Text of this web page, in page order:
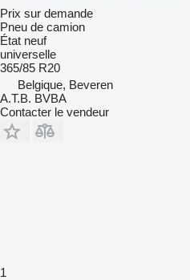
Prix sur demande
Pneu de camion
État neuf
universelle
365/85 R20
Belgique, Beveren
A.T.B. BVBA
Contacter le vendeur
1